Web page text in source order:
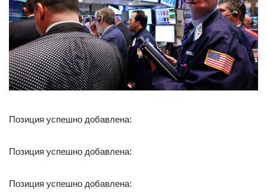
Позиция успешно добавлена:
Позиция успешно добавлена:
Позиция успешно добавлена: